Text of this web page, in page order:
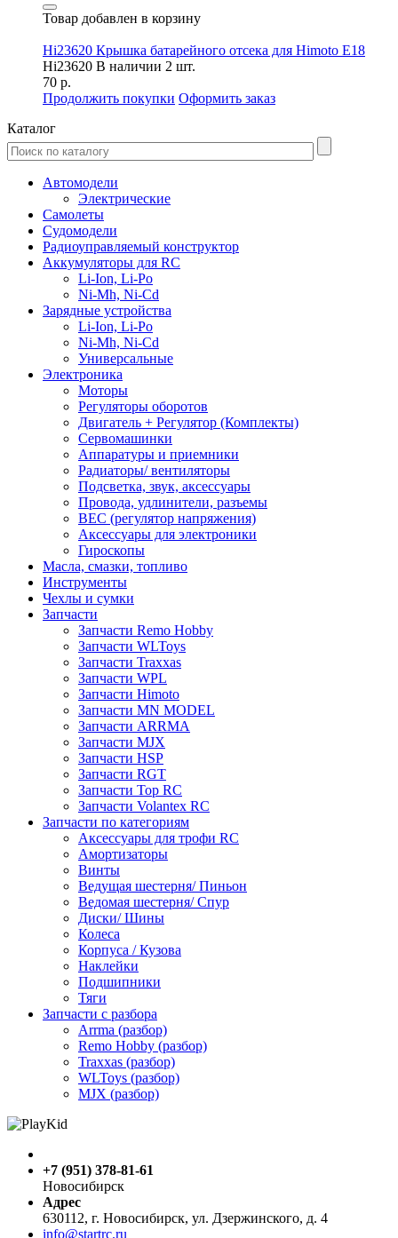
Товар добавлен в корзину
Hi23620 Крышка батарейного отсека для Himoto E18
Hi23620 В наличии 2 шт.
70 р.
Продолжить покупки Оформить заказ
Каталог
Автомодели
Электрические
Самолеты
Судомодели
Радиоуправляемый конструктор
Аккумуляторы для RC
Li-Ion, Li-Po
Ni-Mh, Ni-Cd
Зарядные устройства
Li-Ion, Li-Po
Ni-Mh, Ni-Cd
Универсальные
Электроника
Моторы
Регуляторы оборотов
Двигатель + Регулятор (Комплекты)
Сервомашинки
Аппаратуры и приемники
Радиаторы/ вентиляторы
Подсветка, звук, аксессуары
Провода, удлинители, разъемы
BEC (регулятор напряжения)
Аксессуары для электроники
Гироскопы
Масла, смазки, топливо
Инструменты
Чехлы и сумки
Запчасти
Запчасти Remo Hobby
Запчасти WLToys
Запчасти Traxxas
Запчасти WPL
Запчасти Himoto
Запчасти MN MODEL
Запчасти ARRMA
Запчасти MJX
Запчасти HSP
Запчасти RGT
Запчасти Top RC
Запчасти Volantex RC
Запчасти по категориям
Аксессуары для трофи RC
Амортизаторы
Винты
Ведущая шестерня/ Пиньон
Ведомая шестерня/ Спур
Диски/ Шины
Колеса
Корпуса / Кузова
Наклейки
Подшипники
Тяги
Запчасти с разбора
Arrma (разбор)
Remo Hobby (разбор)
Traxxas (разбор)
WLToys (разбор)
MJX (разбор)
+7 (951) 378-81-61
Новосибирск
Адрес
630112, г. Новосибирск, ул. Дзержинского, д. 4
info@startrc.ru